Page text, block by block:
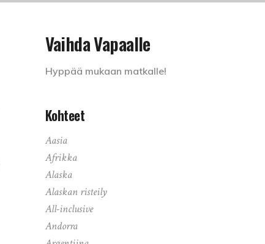
Vaihda Vapaalle
Hyppää mukaan matkalle!
Kohteet
Aasia
Afrikka
Alaska
Alaskan risteily
All-inclusive
Andorra